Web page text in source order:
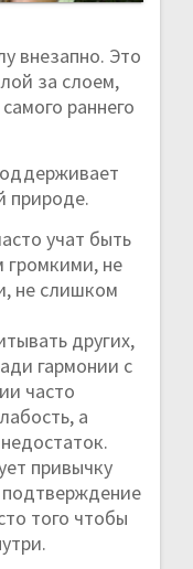
внезапно. Это
за слоем,
раннего
природе.
учат быть
не
не слишком
других,
гармонии с
часто
а
привычку
подтверждение
того чтобы